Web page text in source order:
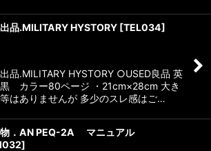
品.MILITARY HYSTORY [TEL034]
品.MILITARY HYSTORY ○USED良品 英
カラー80ページ ・21cm×28cm 大き
はありませんが 多少のスレ感はご…
物．AN PEQ-2A マニュアル
]